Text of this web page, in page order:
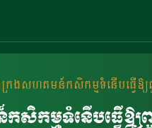
រងសហគមន៍កសិកម្មទំនើបធ្វើឱ្
កម្មទំនើបធ្វើឱ្យ